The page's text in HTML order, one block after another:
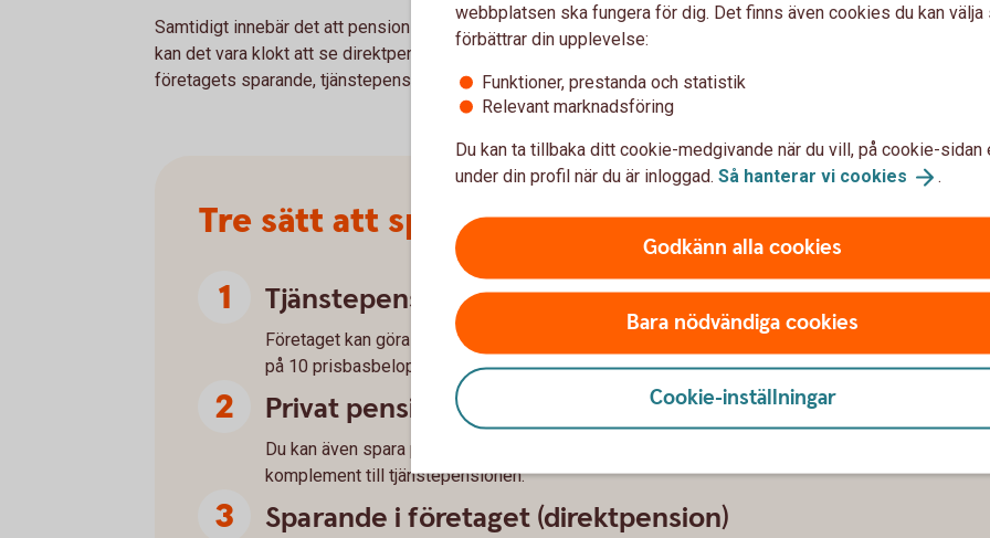
Samtidigt innebär det att pensionssparandet är kopplat till företagets ekonomi. Därför
kan det vara klokt att se direktpension som en del av en större pensionsstrategi där
företagets sparande, tjänstepension och privat sparande kompletterar varandra.
Tre sätt att spara till pension som företagare
Tjänstepension via företaget
Företaget kan göra avdragsgilla pensionsavsättningar upp till 35 % av lönen, med ett tak
på 10 prisbasbelopp per år.
Privat pensionssparande
Du kan även spara privat, till exempel i fonder, aktier eller investeringssparkonto, som ett
komplement till tjänstepensionen.
Sparande i företaget (direktpension)
webbplatsen ska fungera för dig. Det finns även cookies du kan välja
förbättrar din upplevelse:
Funktioner, prestanda och statistik
Relevant marknadsföring
Du kan ta tillbaka ditt cookie-medgivande när du vill, på cookie-sidan
under din profil när du är inloggad. Så hanterar vi cookies .
Godkänn alla cookies
Bara nödvändiga cookies
Cookie-inställningar